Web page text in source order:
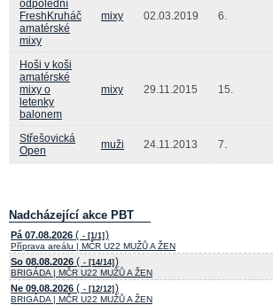
odpolední
FreshKruháč
amatérské
mixy
mixy 02.03.2019 6.
Hoši v koši
amatérské
mixy o
letenky
balonem
mixy 29.11.2015 15.
Střešovická
Open
muži 24.11.2013 7.
Nadcházející akce PBT
Pá 07.08.2026 ( - [1/1] )
Příprava areálu | MČR U22 MUŽŮ A ŽEN
So 08.08.2026 ( - [14/14] )
BRIGÁDA | MČR U22 MUŽŮ A ŽEN
Ne 09.08.2026 ( - [12/12] )
BRIGÁDA | MČR U22 MUŽŮ A ŽEN